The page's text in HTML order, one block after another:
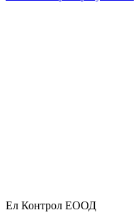
Ел Контрол ЕООД